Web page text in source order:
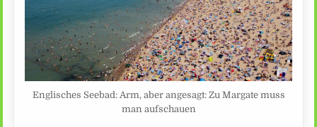
Englisches Seebad: Arm, aber angesagt: Zu Margate muss
man aufschauen